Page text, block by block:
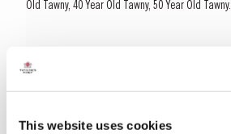
This website uses cookies
Old Tawny, 40 Year Old Tawny, 50 Year Old Tawny.